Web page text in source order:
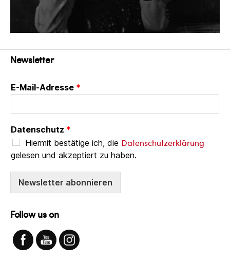
Newsletter
E-Mail-Adresse *
Datenschutz *
Hiermit bestätige ich, die Datenschutzerklärung
gelesen und akzeptiert zu haben.
Newsletter abonnieren
Follow us on